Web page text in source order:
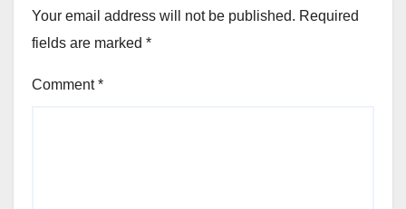
Your email address will not be published. Required
fields are marked *
Comment*